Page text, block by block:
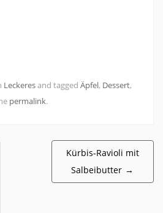
Leckeresand tagged Äpfel, Dessert,
permalink.
Kürbis-Ravioli mit
Salbeibutter →